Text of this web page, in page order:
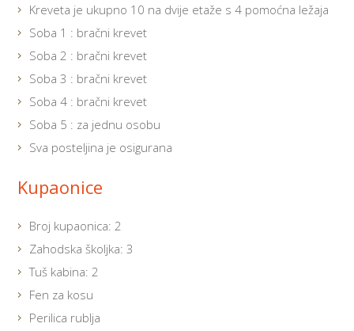
Kreveta je ukupno 10 na dvije etaže s 4 pomoćna ležaja
Soba 1 : bračni krevet
Soba 2 : bračni krevet
Soba 3 : bračni krevet
Soba 4 : bračni krevet
Soba 5 : za jednu osobu
Sva posteljina je osigurana
Kupaonice
Broj kupaonica: 2
Zahodska školjka: 3
Tuš kabina: 2
Fen za kosu
Perilica rublja